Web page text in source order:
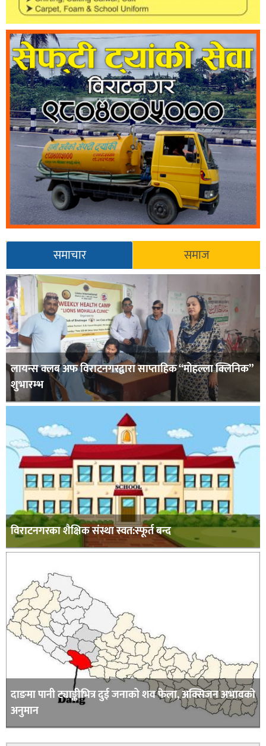
समाचार समाज
लायन्स क्लब अफ विराटनगरद्वारा साप्ताहिक “मोहल्ला क्लिनिक”
शुभारम्भ
विराटनगरका शैक्षिक संस्था स्वत:स्फूर्त बन्द
दाङमा पानी ट्याङ्कीभित्र दुई जनाको शव फेला, अक्सिजन अभावकाे
अनुमान